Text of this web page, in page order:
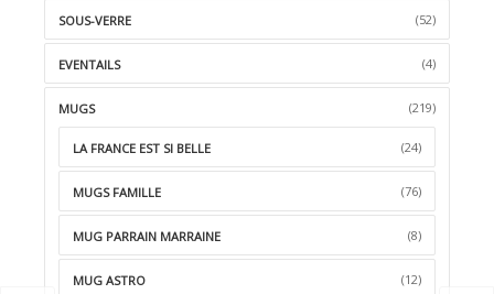
SOUS-VERRE (52)
EVENTAILS (4)
MUGS (219)
LA FRANCE EST SI BELLE (24)
MUGS FAMILLE (76)
MUG PARRAIN MARRAINE (8)
MUG ASTRO (12)